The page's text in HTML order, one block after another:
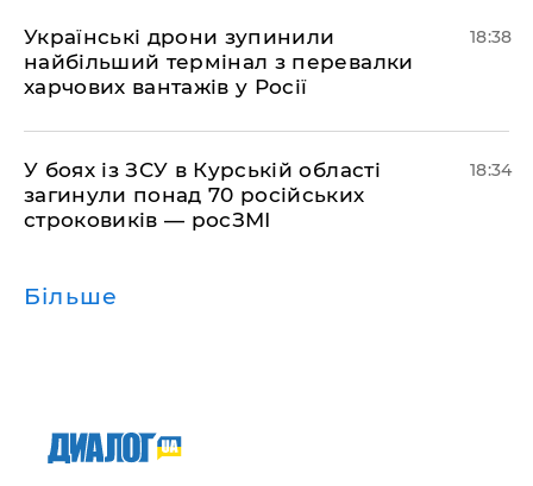
​Українські дрони зупинили
найбільший термінал з перевалки
харчових вантажів у Росії
18:38
​У боях із ЗСУ в Курській області
загинули понад 70 російських
строковиків — росЗМІ
18:34
Більше